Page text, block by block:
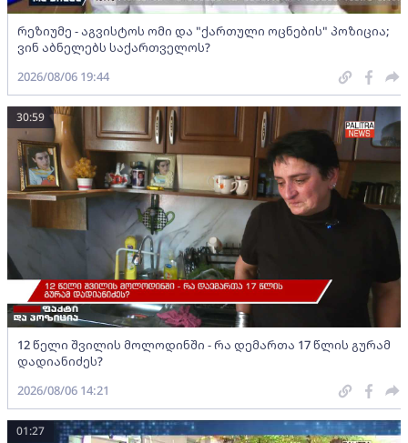
რეზიუმე - აგვისტოს ომი და "ქართული ოცნების" პოზიცია;
ვინ აბნელებს საქართველოს?
2026/08/06 19:44
12 წელი შვილის მოლოდინში - რა დემართა 17 წლის გურამ
დადიანიძეს?
30:59
2026/08/06 14:21
01:27